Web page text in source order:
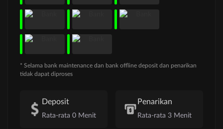
* Selama bank maintenance dan bank offline deposit dan penarikan
tidak dapat diproses
Deposit
Rata-rata 0 Menit
Penarikan
Rata-rata 3 Menit